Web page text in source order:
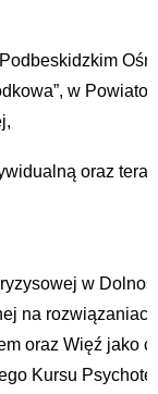
w
oraz
w
na
oraz Więź jako
Kursu